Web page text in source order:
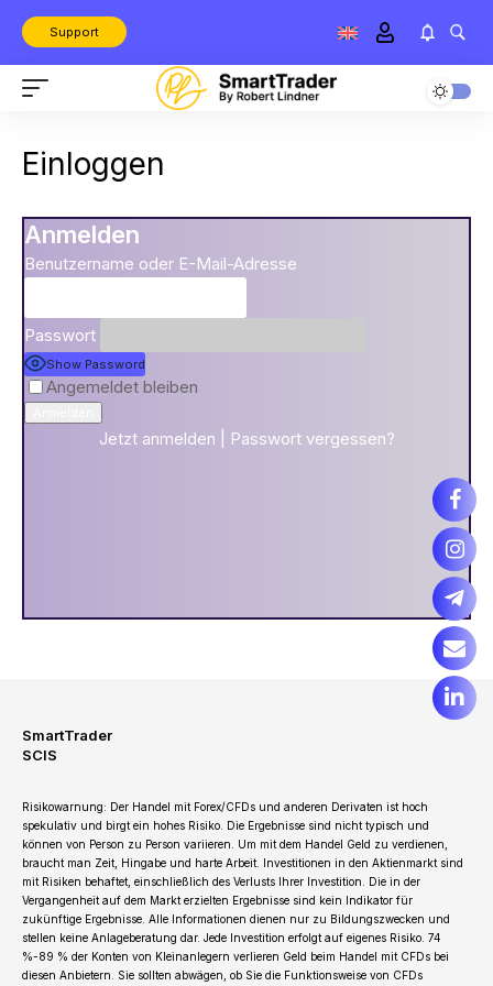
Support
Einloggen
Anmelden
Benutzername oder E-Mail-Adresse
Passwort
Show Password
Angemeldet bleiben
Jetzt anmelden Passwort vergessen?
SmartTrader
SCIS
Risikowarnung: Der Handel mit Forex/CFDs und anderen Derivaten ist hoch
spekulativ und birgt ein hohes Risiko. Die Ergebnisse sind nicht typisch und
können von Person zu Person variieren. Um mit dem Handel Geld zu verdienen,
braucht man Zeit, Hingabe und harte Arbeit. Investitionen in den Aktienmarkt sind
mit Risiken behaftet, einschließlich des Verlusts Ihrer Investition. Die in der
Vergangenheit auf dem Markt erzielten Ergebnisse sind kein Indikator für
zukünftige Ergebnisse. Alle Informationen dienen nur zu Bildungszwecken und
stellen keine Anlageberatung dar. Jede Investition erfolgt auf eigenes Risiko. 74
%-89 % der Konten von Kleinanlegern verlieren Geld beim Handel mit CFDs bei
diesen Anbietern. Sie sollten abwägen, ob Sie die Funktionsweise von CFDs